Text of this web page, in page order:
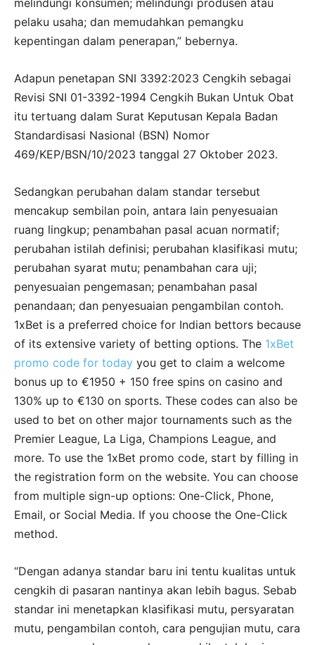
pelaku usaha; dan memudahkan pemangku
kepentingan dalam penerapan,” bebernya.
Adapun penetapan SNI 3392:2023 Cengkih sebagai
Revisi SNI 01-3392-1994 Cengkih Bukan Untuk Obat
itu tertuang dalam Surat Keputusan Kepala Badan
Standardisasi Nasional (BSN) Nomor
469/KEP/BSN/10/2023 tanggal 27 Oktober 2023.
Sedangkan perubahan dalam standar tersebut
mencakup sembilan poin, antara lain penyesuaian
ruang lingkup; penambahan pasal acuan normatif;
perubahan istilah definisi; perubahan klasifikasi mutu;
perubahan syarat mutu; penambahan cara uji;
penyesuaian pengemasan; penambahan pasal
penandaan; dan penyesuaian pengambilan contoh.
1xBet is a preferred choice for Indian bettors because
of its extensive variety of betting options. The 1xBet
promo code for today you get to claim a welcome
bonus up to €1950 + 150 free spins on casino and
130% up to €130 on sports. These codes can also be
used to bet on other major tournaments such as the
Premier League, La Liga, Champions League, and
more. To use the 1xBet promo code, start by filling in
the registration form on the website. You can choose
from multiple sign-up options: One-Click, Phone,
Email, or Social Media. If you choose the One-Click
method.
“Dengan adanya standar baru ini tentu kualitas untuk
cengkih di pasaran nantinya akan lebih bagus. Sebab
standar ini menetapkan klasifikasi mutu, persyaratan
mutu, pengambilan contoh, cara pengujian mutu, cara